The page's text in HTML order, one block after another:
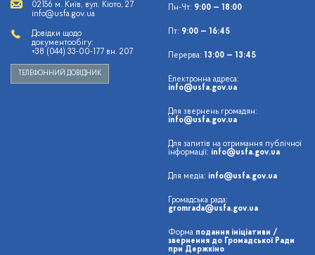
02156 м. Київ, вул. Кіото, 27
info@usfa.gov.ua
Довідки щодо
документообігу:
+38 (044) 33-00-177 вн. 207
ТЕЛЕФОННИЙ ДОВІДНИК
Пн-Чт: 9:00 — 18:00
Пт: 9:00 — 16:45
Перерва: 13:00 — 13:45
Електронна адреса:
info@usfa.gov.ua
Для звернень громадян:
info@usfa.gov.ua
Для запитів на отримання публічної
інформації: info@usfa.gov.ua
Для медіа: info@usfa.gov.ua
Громадська рада:
gromrada@usfa.gov.ua
Форма подання ініціативи /
звернення до Громадської Ради
при Держкіно